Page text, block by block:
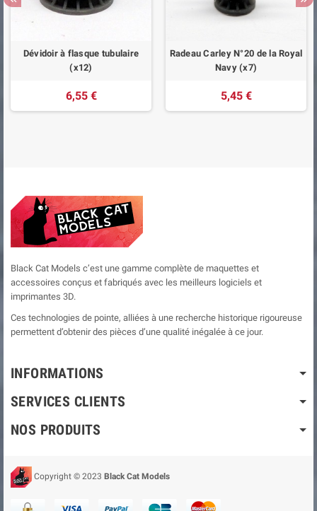
Dévidoir à flasque tubulaire
(x12)
6,55 €
Radeau Carley N°20 de la Royal
Navy (x7)
5,45 €
Black Cat Models c’est une gamme complète de maquettes et
accessoires conçus et fabriqués avec les meilleurs logiciels et
imprimantes 3D.
Ces technologies de pointe, alliées à une recherche historique rigoureuse
permettent d’obtenir des pièces d’une qualité inégalée à ce jour.
INFORMATIONS
SERVICES CLIENTS
NOS PRODUITS
Copyright © 2023 Black Cat Models